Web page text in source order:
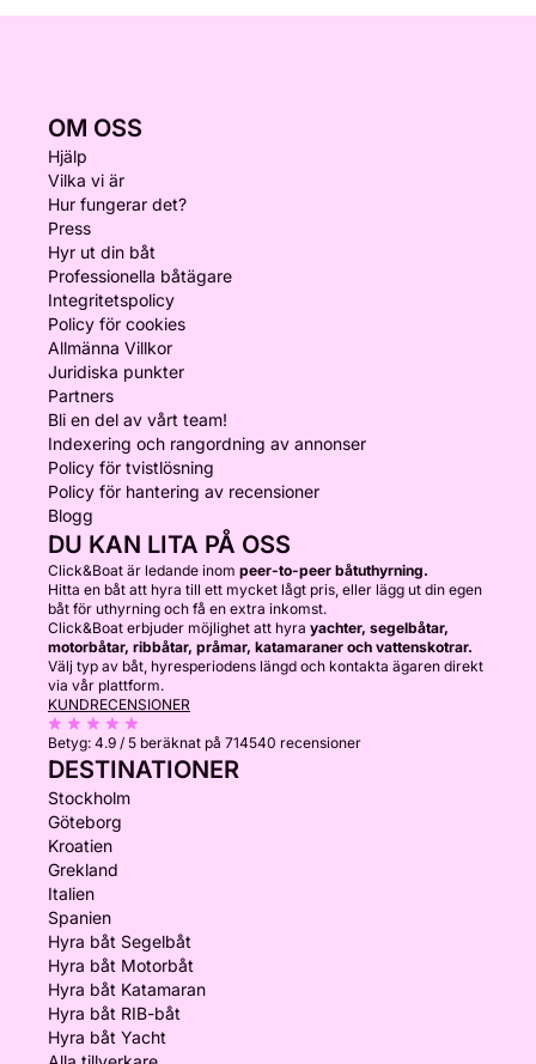
OM OSS
Hjälp
Vilka vi är
Hur fungerar det?
Press
Hyr ut din båt
Professionella båtägare
Integritetspolicy
Policy för cookies
Allmänna Villkor
Juridiska punkter
Partners
Bli en del av vårt team!
Indexering och rangordning av annonser
Policy för tvistlösning
Policy för hantering av recensioner
Blogg
DU KAN LITA PÅ OSS
Click&Boat är ledande inom peer-to-peer båtuthyrning.
Hitta en båt att hyra till ett mycket lågt pris, eller lägg ut din egen
båt för uthyrning och få en extra inkomst.
Click&Boat erbjuder möjlighet att hyra yachter, segelbåtar,
motorbåtar, ribbåtar, pråmar, katamaraner och vattenskotrar.
Välj typ av båt, hyresperiodens längd och kontakta ägaren direkt
via vår plattform.
KUNDRECENSIONER
Betyg: 4.9 / 5 beräknat på 714540 recensioner
DESTINATIONER
Stockholm
Göteborg
Kroatien
Grekland
Italien
Spanien
Hyra båt Segelbåt
Hyra båt Motorbåt
Hyra båt Katamaran
Hyra båt RIB-båt
Hyra båt Yacht